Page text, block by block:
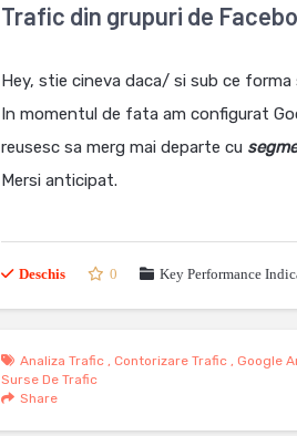
Trafic din grupuri de
Hey, stie cineva daca/ si sub ce
In momentul de fata am configurat
reusesc sa merg mai departe cu
Mersi anticipat.
Deschis 0 Key Performance
Analiza Trafic , Contorizare Trafic , Google
Surse De Trafic
Share